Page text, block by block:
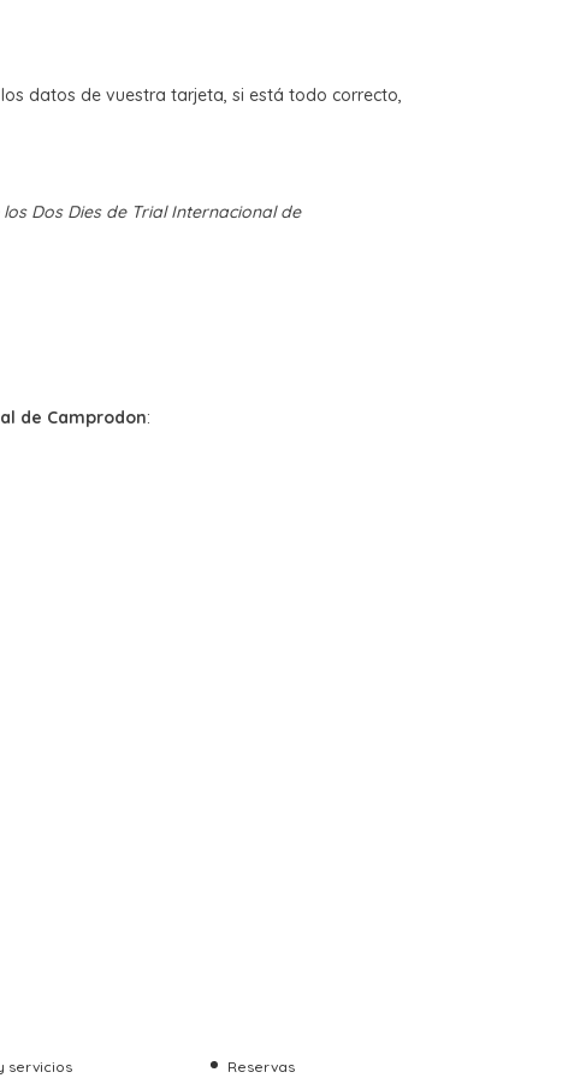
datos de vuestra tarjeta, si está todo correcto,
Dos Dies de Trial Internacional de
de Camprodon:
servicios Reservas